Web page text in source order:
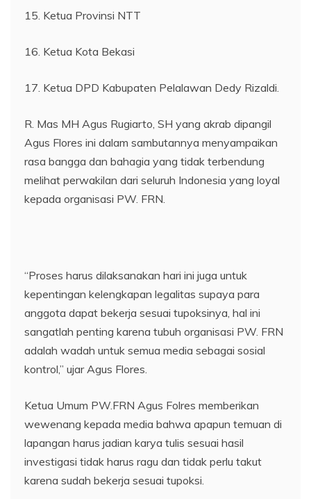
15. Ketua Provinsi NTT
16. Ketua Kota Bekasi
17. Ketua DPD Kabupaten Pelalawan Dedy Rizaldi.
R. Mas MH Agus Rugiarto, SH yang akrab dipangil
Agus Flores ini dalam sambutannya menyampaikan
rasa bangga dan bahagia yang tidak terbendung
melihat perwakilan dari seluruh Indonesia yang loyal
kepada organisasi PW. FRN.
“Proses harus dilaksanakan hari ini juga untuk
kepentingan kelengkapan legalitas supaya para
anggota dapat bekerja sesuai tupoksinya, hal ini
sangatlah penting karena tubuh organisasi PW. FRN
adalah wadah untuk semua media sebagai sosial
kontrol,” ujar Agus Flores.
Ketua Umum PW.FRN Agus Folres memberikan
wewenang kepada media bahwa apapun temuan di
lapangan harus jadian karya tulis sesuai hasil
investigasi tidak harus ragu dan tidak perlu takut
karena sudah bekerja sesuai tupoksi.